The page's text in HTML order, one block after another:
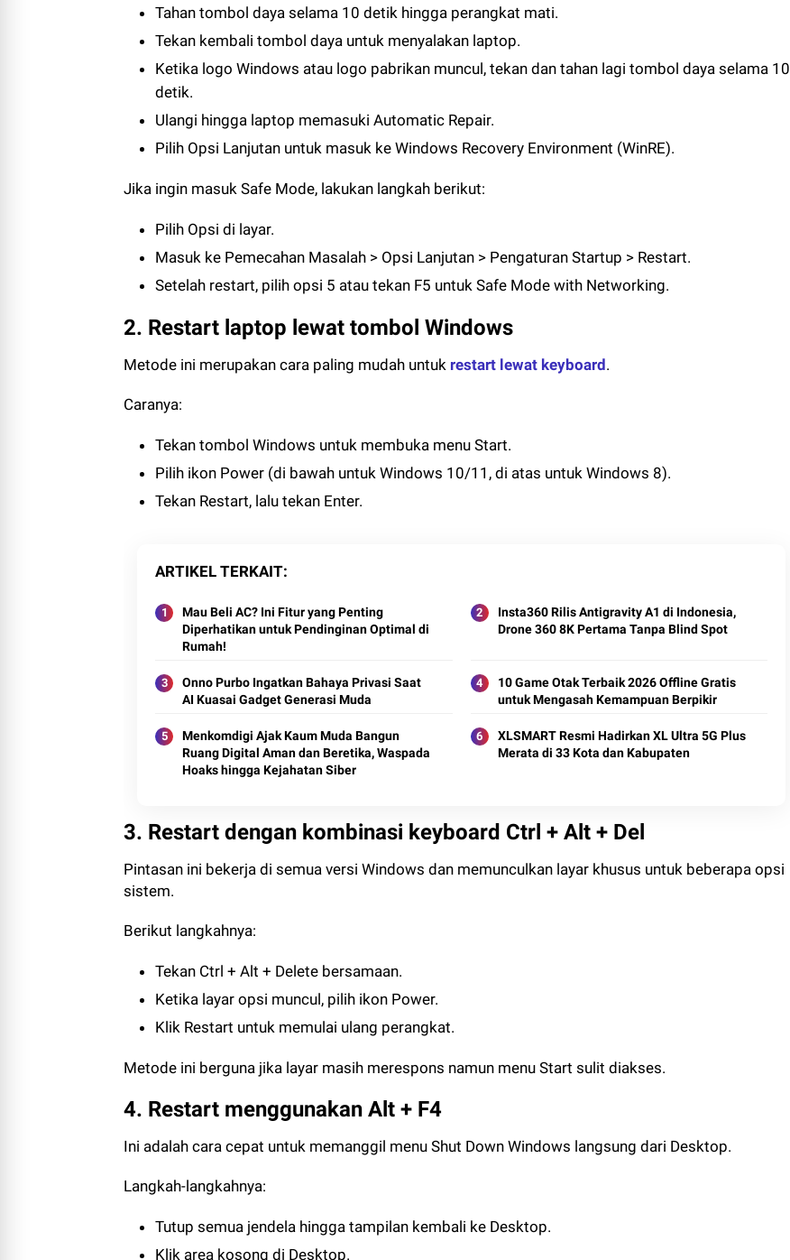
Tahan tombol daya selama 10 detik hingga perangkat mati.
Tekan kembali tombol daya untuk menyalakan laptop.
Ketika logo Windows atau logo pabrikan muncul, tekan dan tahan lagi tombol daya selama 10
detik.
Ulangi hingga laptop memasuki Automatic Repair.
Pilih Opsi Lanjutan untuk masuk ke Windows Recovery Environment (WinRE).
Jika ingin masuk Safe Mode, lakukan langkah berikut:
Pilih Opsi di layar.
Masuk ke Pemecahan Masalah > Opsi Lanjutan > Pengaturan Startup > Restart.
Setelah restart, pilih opsi 5 atau tekan F5 untuk Safe Mode with Networking.
2. Restart laptop lewat tombol Windows
Metode ini merupakan cara paling mudah untuk restart lewat keyboard.
Caranya:
Tekan tombol Windows untuk membuka menu Start.
Pilih ikon Power (di bawah untuk Windows 10/11, di atas untuk Windows 8).
Tekan Restart, lalu tekan Enter.
ARTIKEL TERKAIT
Mau Beli AC? Ini Fitur yang Penting
Diperhatikan untuk Pendinginan Optimal di
Rumah!
Insta360 Rilis Antigravity A1 di Indonesia,
Drone 360 8K Pertama Tanpa Blind Spot
Onno Purbo Ingatkan Bahaya Privasi Saat
AI Kuasai Gadget Generasi Muda
10 Game Otak Terbaik 2026 Offline Gratis
untuk Mengasah Kemampuan Berpikir
Menkomdigi Ajak Kaum Muda Bangun
Ruang Digital Aman dan Beretika, Waspada
Hoaks hingga Kejahatan Siber
XLSMART Resmi Hadirkan XL Ultra 5G Plus
Merata di 33 Kota dan Kabupaten
3. Restart dengan kombinasi keyboard Ctrl + Alt + Del
Pintasan ini bekerja di semua versi Windows dan memunculkan layar khusus untuk beberapa opsi
sistem.
Berikut langkahnya:
Tekan Ctrl + Alt + Delete bersamaan.
Ketika layar opsi muncul, pilih ikon Power.
Klik Restart untuk memulai ulang perangkat.
Metode ini berguna jika layar masih merespons namun menu Start sulit diakses.
4. Restart menggunakan Alt + F4
Ini adalah cara cepat untuk memanggil menu Shut Down Windows langsung dari Desktop.
Langkah-langkahnya:
Tutup semua jendela hingga tampilan kembali ke Desktop.
Klik area kosong di Desktop.